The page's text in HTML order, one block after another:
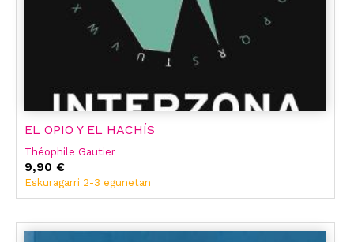
EL OPIO Y EL HACHÍS
Théophile Gautier
9,90 €
Eskuragarri 2-3 egunetan